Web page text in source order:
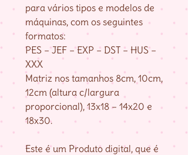
para vários tipos e modelos de
máquinas, com os seguintes
formatos:
PES – JEF – EXP – DST – HUS –
XXX
Matriz nos tamanhos 8cm, 10cm,
12cm (altura c/largura
proporcional), 13x18 – 14x20 e
18x30.
Este é um Produto digital, que é